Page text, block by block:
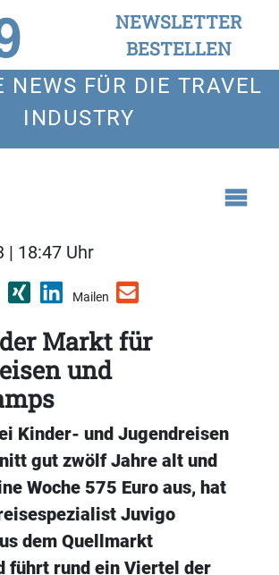
NEWSLETTER
BESTELLEN
NEWS FÜR DIE TRAVEL
INDUSTRY
| 18:47 Uhr
Mailen
Markt für
und
Kinder- und Jugendreisen
gut zwölf Jahre alt und
Woche 575 Euro aus, hat
Juvigo
dem Quellmarkt
führt rund ein Viertel der